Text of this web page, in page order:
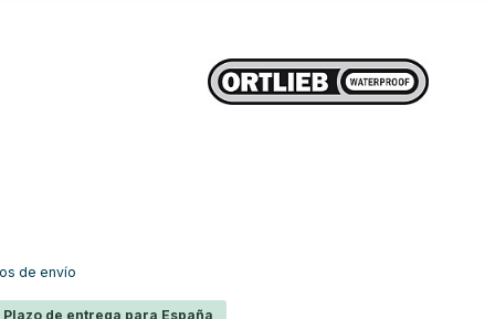
de envío
de entrega para España